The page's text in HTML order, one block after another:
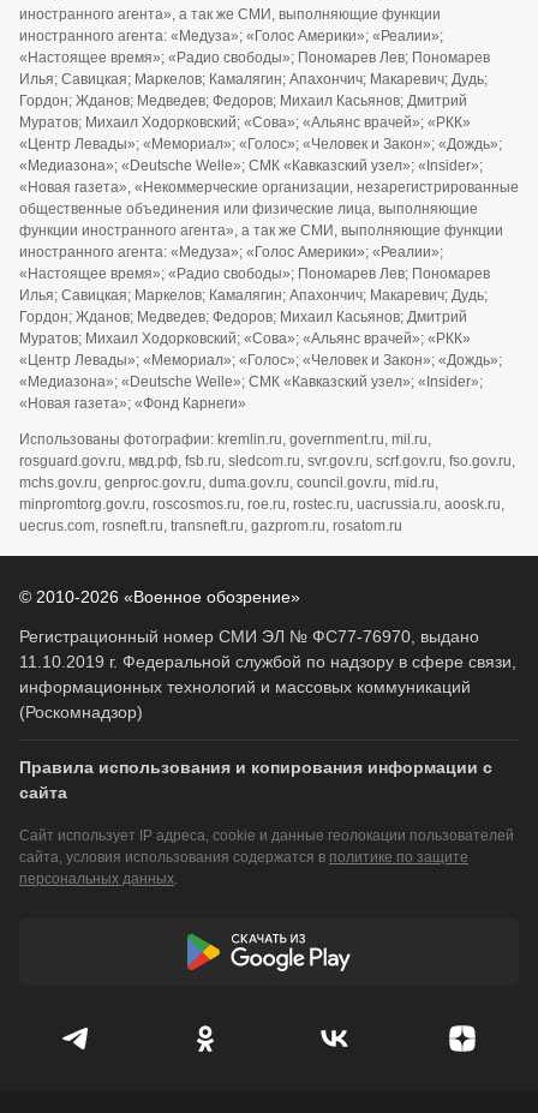
иностранного агента», а так же СМИ, выполняющие функции
иностранного агента: «Медуза»; «Голос Америки»; «Реалии»;
«Настоящее время»; «Радио свободы»; Пономарев Лев; Пономарев
Илья; Савицкая; Маркелов; Камалягин; Апахончич; Макаревич; Дудь;
Гордон; Жданов; Медведев; Федоров; Михаил Касьянов; Дмитрий
Муратов; Михаил Ходорковский; «Сова»; «Альянс врачей»; «РКК»
«Центр Левады»; «Мемориал»; «Голос»; «Человек и Закон»; «Дождь»;
«Медиазона»; «Deutsche Welle»; СМК «Кавказский узел»; «Insider»;
«Новая газета», «Некоммерческие организации, незарегистрированные
общественные объединения или физические лица, выполняющие
функции иностранного агента», а так же СМИ, выполняющие функции
иностранного агента: «Медуза»; «Голос Америки»; «Реалии»;
«Настоящее время»; «Радио свободы»; Пономарев Лев; Пономарев
Илья; Савицкая; Маркелов; Камалягин; Апахончич; Макаревич; Дудь;
Гордон; Жданов; Медведев; Федоров; Михаил Касьянов; Дмитрий
Муратов; Михаил Ходорковский; «Сова»; «Альянс врачей»; «РКК»
«Центр Левады»; «Мемориал»; «Голос»; «Человек и Закон»; «Дождь»;
«Медиазона»; «Deutsche Welle»; СМК «Кавказский узел»; «Insider»;
«Новая газета»; «Фонд Карнеги»
Использованы фотографии: kremlin.ru, government.ru, mil.ru,
rosguard.gov.ru, мвд.рф, fsb.ru, sledcom.ru, svr.gov.ru, scrf.gov.ru, fso.gov.ru,
mchs.gov.ru, genproc.gov.ru, duma.gov.ru, council.gov.ru, mid.ru,
minpromtorg.gov.ru, roscosmos.ru, roe.ru, rostec.ru, uacrussia.ru, aoosk.ru,
uecrus.com, rosneft.ru, transneft.ru, gazprom.ru, rosatom.ru
© 2010-2026 «Военное обозрение»
Регистрационный номер СМИ ЭЛ № ФС77-76970, выдано
11.10.2019 г. Федеральной службой по надзору в сфере связи,
информационных технологий и массовых коммуникаций
(Роскомнадзор)
Правила использования и копирования информации с
сайта
Сайт использует IP адреса, cookie и данные геолокации пользователей
сайта, условия использования содержатся в политике по защите
персональных данных.